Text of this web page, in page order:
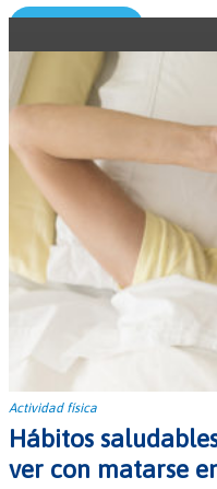
Actividad física
Hábitos
ver con matarse